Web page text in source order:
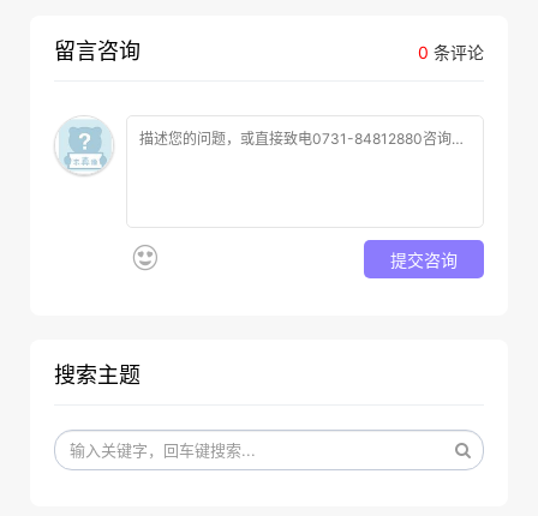
0 条评论
留言咨询
提交咨询
搜索主题